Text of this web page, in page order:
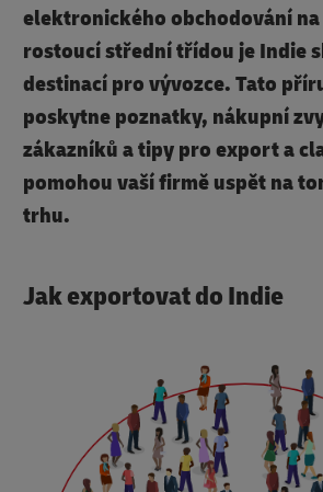
elektronického obchodování na
rostoucí střední třídou je Indie
destinací pro vývozce. Tato
poskytne poznatky, nákupní
zákazníků a tipy pro export a
pomohou vaší firmě uspět na
trhu.
Jak exportovat do Indie